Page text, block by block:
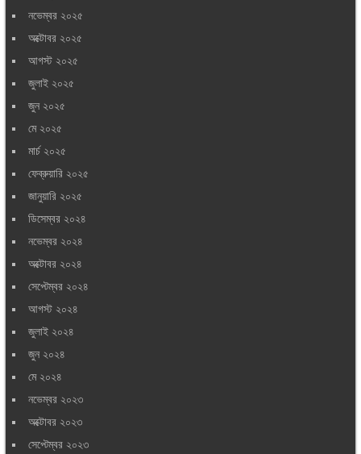
নভেম্বর ২০২৫
অক্টোবর ২০২৫
আগস্ট ২০২৫
জুলাই ২০২৫
জুন ২০২৫
মে ২০২৫
মার্চ ২০২৫
ফেব্রুয়ারি ২০২৫
জানুয়ারি ২০২৫
ডিসেম্বর ২০২৪
নভেম্বর ২০২৪
অক্টোবর ২০২৪
সেপ্টেম্বর ২০২৪
আগস্ট ২০২৪
জুলাই ২০২৪
জুন ২০২৪
মে ২০২৪
নভেম্বর ২০২৩
অক্টোবর ২০২৩
সেপ্টেম্বর ২০২৩